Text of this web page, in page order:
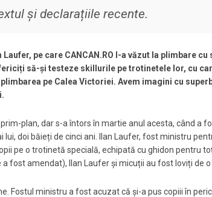
și declarațiile recente.
pe care CANCAN.RO l-a văzut la plimbare
să-și testeze skillurile pe trotinetele lor, cu
pe Calea Victoriei. Avem imagini cu
plan, dar s-a întors în martie anul acesta, când a
doi băieți de cinci ani. Ilan Laufer, fost ministru
pe o trotinetă specială, echipată cu ghidon pentru
fost amendat), Ilan Laufer și micuții au fost loviți de o
Fostul ministru a fost acuzat că și-a pus copiii în